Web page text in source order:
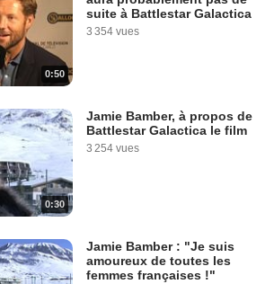
0:50
suite à Battlestar Galactica
3 354 vues
0:30
Jamie Bamber, à propos de
Battlestar Galactica le film
3 254 vues
Jamie Bamber : "Je suis
amoureux de toutes les
femmes françaises !"